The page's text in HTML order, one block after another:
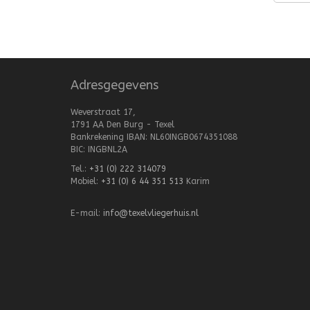
Adresgegevens
Weverstraat 17,
1791 AA Den Burg - Texel
Bankrekening IBAN: NL60INGB0674351088
BIC: INGBNL2A
Tel.: +31 (0) 222 314079
Mobiel: +31 (0) 6 44 351 513 Karim
E-mail: info@texelvliegerhuis.nl